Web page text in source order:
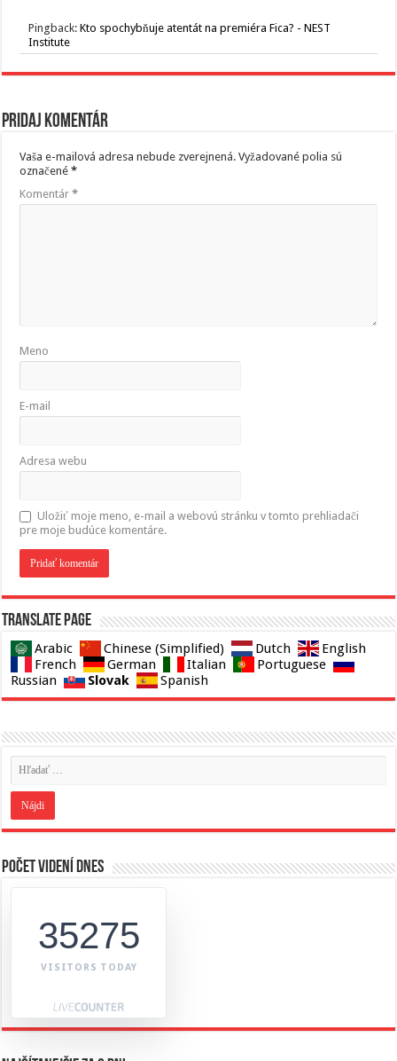
Pingback:Kto spochybňuje atentát na premiéra Fica? - NEST
Institute
Pridaj komentár
Vaša e-mailová adresa nebude zverejnená. Vyžadované polia sú
označené*
Komentár*
Meno
E-mail
Adresa webu
Uložiť moje meno, e-mail a webovú stránku v tomto prehliadači
pre moje budúce komentáre.
Translate page
Arabic Chinese (Simplified) Dutch
English
French
German Italian
Portuguese
Russian
Slovak Spanish
Počet videní dnes
35275
VISITORS TODAY